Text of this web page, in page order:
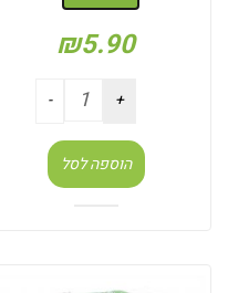
₪5.90
הוספה לסל